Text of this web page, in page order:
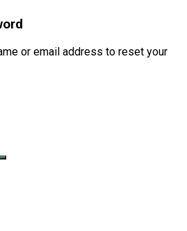
or email address to reset your